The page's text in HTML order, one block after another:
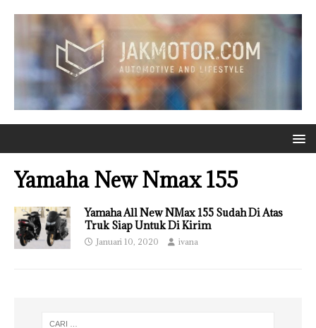
Yamaha New Nmax 155
Yamaha All New NMax 155 Sudah Di Atas
Truk Siap Untuk Di Kirim
Januari 10, 2020 ivana